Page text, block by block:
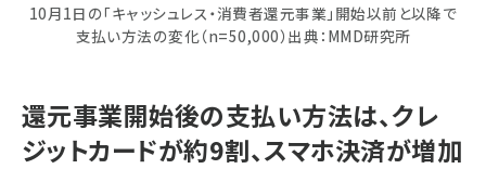
10月1日の「キャッシュレス・消費者還元事業」開始以前と以降で
支払い方法の変化（n=50,000）出典：MMD研究所
還元事業開始後の支払い方法は、クレ
ジットカードが約9割、スマホ決済が増加